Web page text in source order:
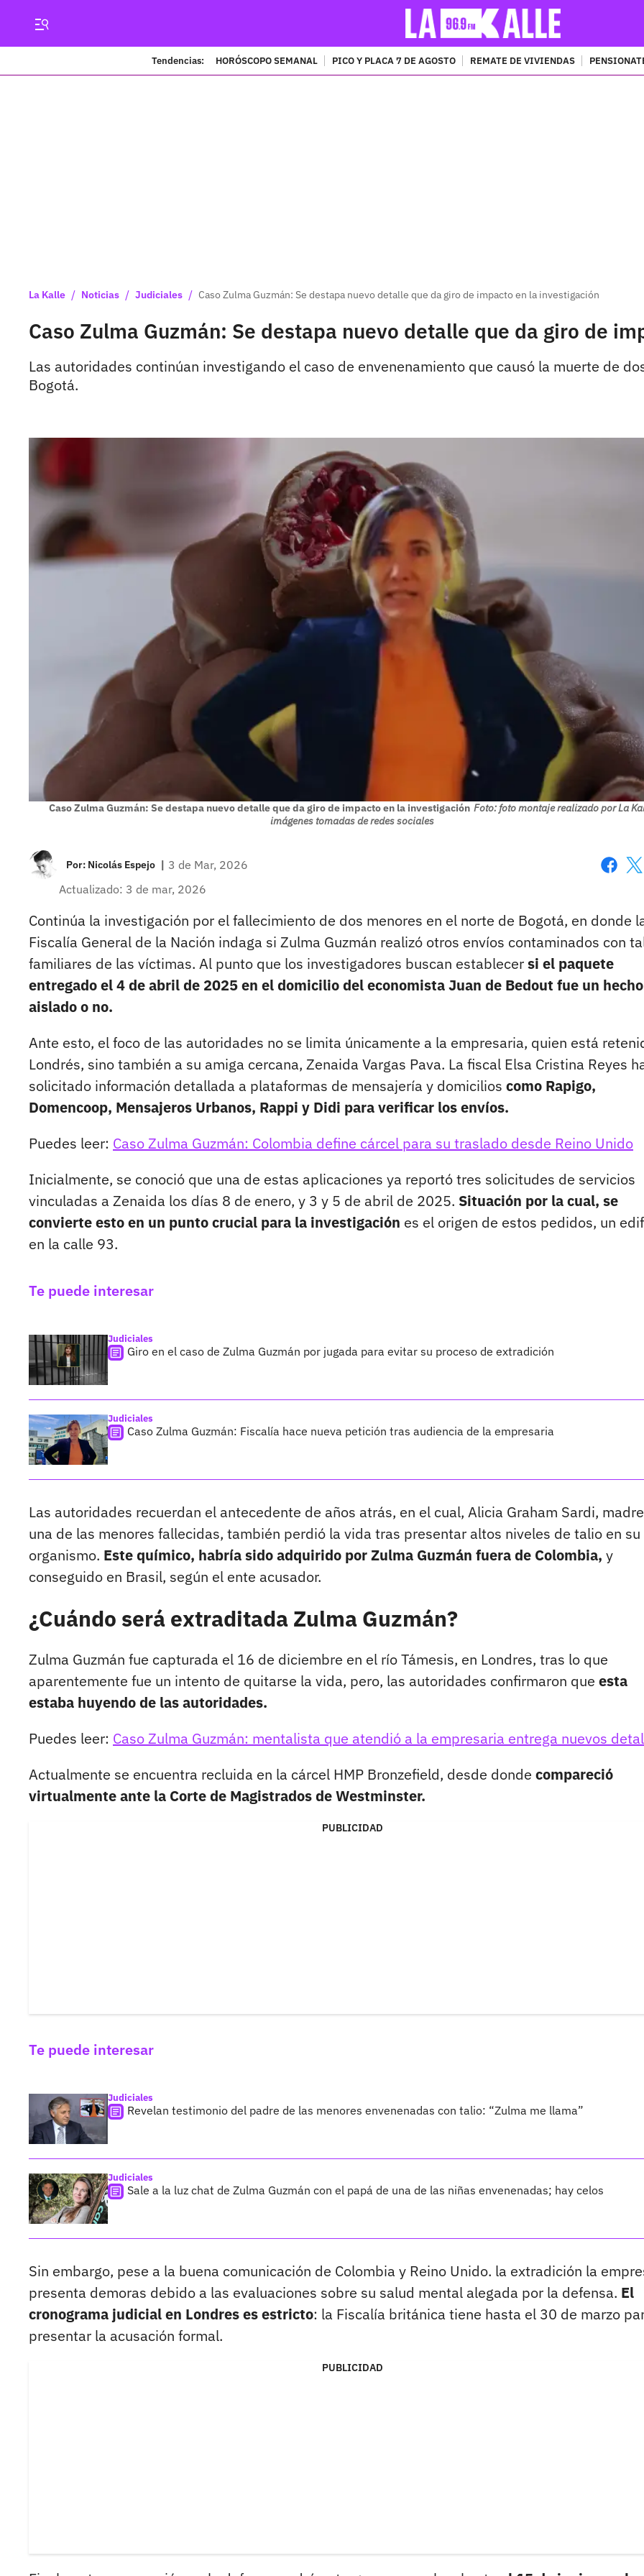
Tendencias: HORÓSCOPO SEMANAL PICO Y PLACA 7 DE AGOSTO REMATE DE VIVIENDAS
La Kalle / Noticias / Judiciales / Caso Zulma Guzmán: Se destapa nuevo detalle que da giro de impacto en la investigación
Caso Zulma Guzmán: Se destapa nuevo detalle que da giro de
Las autoridades continúan investigando el caso de envenenamiento que causó la muerte de
Bogotá.
Caso Zulma Guzmán: Se destapa nuevo detalle que da giro de impacto en la investigación Foto: foto montaje realizado por La
imágenes tomadas de redes sociales
Por: Nicolás Espejo | 3 de Mar, 2026
Actualizado: 3 de mar, 2026
Continúa la investigación por el fallecimiento de dos menores en el norte de Bogotá, en donde
Fiscalía General de la Nación indaga si Zulma Guzmán realizó otros envíos contaminados con
familiares de las víctimas. Al punto que los investigadores buscan establecersi el paquete
entregado el 4 de abril de 2025 en el domicilio del economista Juan de Bedout fue un hecho
aislado o no.
Ante esto, el foco de las autoridades no se limita únicamente a la empresaria, quien está
Londrés, sino también a su amiga cercana, Zenaida Vargas Pava. La fiscal Elsa Cristina Reyes
solicitado información detallada a plataformas de mensajería y domicilios como Rapigo,
Domencoop, Mensajeros Urbanos, Rappi y Didi para verificar los envíos.
Puedes leer: Caso Zulma Guzmán: Colombia define cárcel para su traslado desde Reino Unido
Inicialmente, se conoció que una de estas aplicaciones ya reportó tres solicitudes de servicios
vinculadas a Zenaida los días 8 de enero, y 3 y 5 de abril de 2025. Situación por la cual, se
convierte esto en un punto crucial para la investigación es el origen de estos pedidos, un
en la calle 93.
Te puede interesar
Judiciales
Giro en el caso de Zulma Guzmán por jugada para evitar su proceso de extradición
Judiciales
Caso Zulma Guzmán: Fiscalía hace nueva petición tras audiencia de la empresaria
Las autoridades recuerdan el antecedente de años atrás, en el cual, Alicia Graham Sardi,
una de las menores fallecidas, también perdió la vida tras presentar altos niveles de talio en su
organismo. Este químico, habría sido adquirido por Zulma Guzmán fuera de Colombia, y
conseguido en Brasil, según el ente acusador.
¿Cuándo será extraditada Zulma Guzmán?
Zulma Guzmán fue capturada el 16 de diciembre en el río Támesis, en Londres, tras lo que
aparentemente fue un intento de quitarse la vida, pero, las autoridades confirmaron que esta
estaba huyendo de las autoridades.
Puedes leer: Caso Zulma Guzmán: mentalista que atendió a la empresaria entrega nuevos
Actualmente se encuentra recluida en la cárcel HMP Bronzefield, desde donde compareció
virtualmente ante la Corte de Magistrados de Westminster.
PUBLICIDAD
Te puede interesar
Judiciales
Revelan testimonio del padre de las menores envenenadas con talio: “Zulma me llama”
Judiciales
Sale a la luz chat de Zulma Guzmán con el papá de una de las niñas envenenadas; hay celos
Sin embargo, pese a la buena comunicación de Colombia y Reino Unido. la extradición la
presenta demoras debido a las evaluaciones sobre su salud mental alegada por la defensa. El
cronograma judicial en Londres es estricto: la Fiscalía británica tiene hasta el 30 de marzo
presentar la acusación formal.
PUBLICIDAD